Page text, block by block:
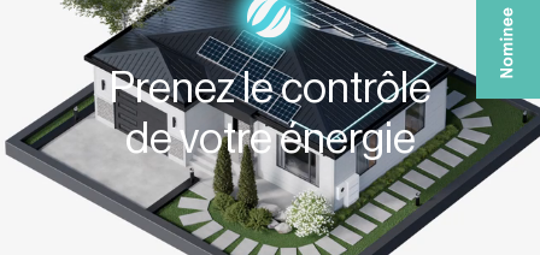
Prenez le contrôle
de votre énergie